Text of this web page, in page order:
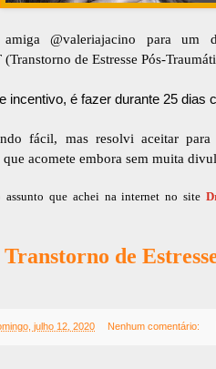
@valeriajacino para um
de Estresse Pós-
incentivo, é fazer durante 25 dias
fácil, mas resolvi aceitar
acomete embora sem muita
assunto que achei na internet no site
de
julho 12, 2020 Nenhum comentário: